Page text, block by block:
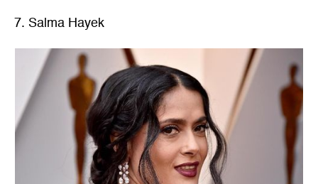
7. Salma Hayek